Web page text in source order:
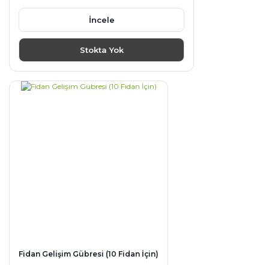
İncele
Stokta Yok
Fidan Gelişim Gübresi (10 Fidan İçin)